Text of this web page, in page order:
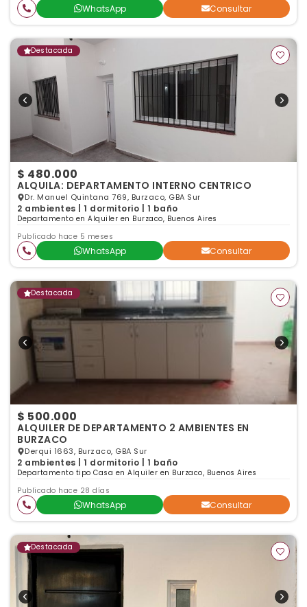
WhatsApp Consultar
Destacada
$ 480.000
ALQUILA: DEPARTAMENTO INTERNO CENTRICO
Dr. Manuel Quintana 769, Burzaco, GBA Sur
2 ambientes | 1 dormitorio | 1 baño
Departamento en Alquiler en Burzaco, Buenos Aires
Publicado hace 5 meses
WhatsApp Consultar
Destacada
$ 500.000
ALQUILER DE DEPARTAMENTO 2 AMBIENTES EN
BURZACO
Derqui 1663, Burzaco, GBA Sur
2 ambientes | 1 dormitorio | 1 baño
Departamento tipo Casa en Alquiler en Burzaco, Buenos Aires
Publicado hace 28 días
WhatsApp Consultar
Destacada